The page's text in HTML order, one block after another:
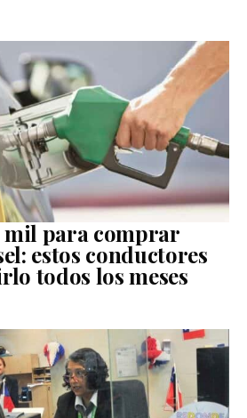
mil para comprar
estos conductores
todos los meses